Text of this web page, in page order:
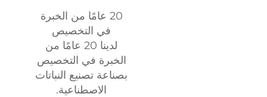
20 عامًا من الخبرة
في التخصيص
لدينا 20 عامًا من
الخبرة في التخصيص
بصناعة تصنيع النباتات
الاصطناعية.